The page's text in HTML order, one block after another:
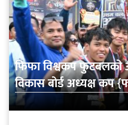
फिफा विश्वकप फुटबलको
विकास बोर्ड अध्यक्ष कप